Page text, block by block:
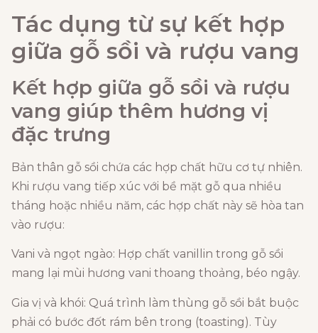
Tác dụng từ sự kết hợp
giữa gỗ sồi và rượu vang
Kết hợp giữa gỗ sồi và rượu
vang giúp thêm hương vị
đặc trưng
Bản thân gỗ sồi chứa các hợp chất hữu cơ tự nhiên.
Khi rượu vang tiếp xúc với bề mặt gỗ qua nhiều
tháng hoặc nhiều năm, các hợp chất này sẽ hòa tan
vào rượu:
Vani và ngọt ngào: Hợp chất vanillin trong gỗ sồi
mang lại mùi hương vani thoang thoảng, béo ngậy.
Gia vị và khói: Quá trình làm thùng gỗ sồi bắt buộc
phải có bước đốt rám bên trong (toasting). Tùy